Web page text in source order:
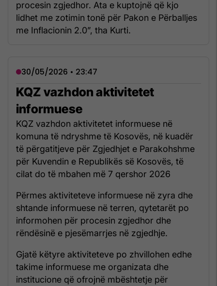
procesin zgjedhor. Ata e kuptojnë që kjo
lidhet me zotimin tonë për Pakon e Përballjes
me Inflacionin 2.0”, tha Kurti.
30/05/2026 • 23:47
KQZ vazhdon aktivitetet
informuese
KQZ vazhdon aktivitetet informuese në
komuna të ndryshme të Kosovës, në kuadër
të përgatitjeve për Zgjedhjet e Parakohshme
për Kuvendin e Republikës së Kosovës, të
cilat do të mbahen më 7 qershor 2026
Përmes aktiviteteve informuese në zyra dhe
shtande informuese në terren, qytetarët po
informohen për procesin zgjedhor dhe
rëndësinë e pjesëmarrjes në zgjedhje.
Gjatë këtyre aktiviteteve po zhvillohen edhe
takime informuese me organizata dhe
institucione që ofrojnë mbështetje për